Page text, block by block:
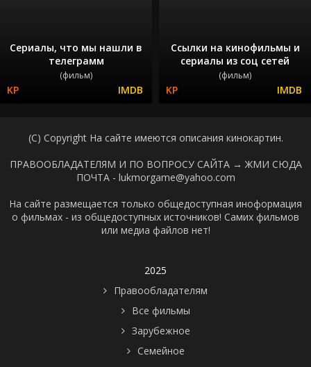
Сериалы, что мы нашли в
телеграмм
(фильм)
Ссылки на кинофильмы и
сериалы из соц сетей
(фильм)
(C) Copyright На сайте имеются описания кинокартин.
ПРАВООБЛАДАТЕЛЯМ И ПО ВОПРОСУ САЙТА → ЖМИ СЮДА
ПОЧТА - lukmorgame@yahoo.com
На сайте размещается только общедоступная иноформация
о фильмах - из общедоступных источников! Самих фильмов
или медиа файлов нет!
2025
Правообладателям
Все фильмы
Зарубежное
Семейное